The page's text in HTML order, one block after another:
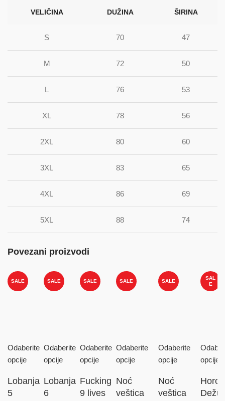
VELIČINA DUŽINA ŠIRINA
S 70 47
M 72 50
L 76 53
XL 78 56
2XL 80 60
3XL 83 65
4XL 86 69
5XL 88 74
Povezani proizvodi
SALE
Odaberite
opcije
Lobanja
5
SALE
Odaberite
opcije
Lobanja
6
SALE
Odaberite
opcije
Fucking
9 lives
SALE
Odaberite
opcije
Noć
veštica
SALE
Odaberite
opcije
Noć
veštica
SAL
E
opcije
Horor